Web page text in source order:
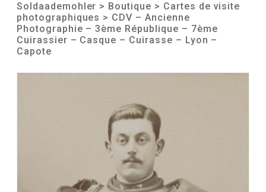
Soldaademohler > Boutique > Cartes de visite
photographiques > CDV – Ancienne
Photographie – 3ème République – 7ème
Cuirassier – Casque – Cuirasse – Lyon –
Capote